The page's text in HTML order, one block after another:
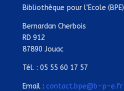
Bibliothèque pour l’Ecole (BPE)
Bernardan Cherbois
RD 912
87890 Jouac
Tél. : 05 55 60 17 57
Email : contact.bpe@b-p-e.fr